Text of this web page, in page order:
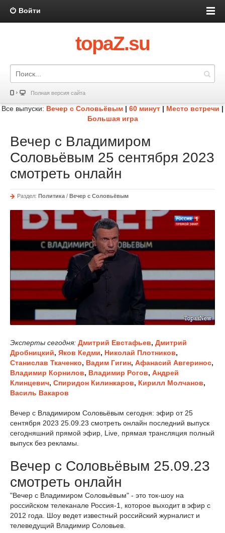
Войти
topaZ.su
Полная версия сайта
Все выпуски: Вечер с Соловьёвым | 60 минут | Место встречи |
Большая игра
Вечер с Владимиром
Соловьёвым 25 сентября 2023
смотреть онлайн
Раздел: Политика / Вечер с Соловьёвым
Эксперты сегодня: Дмитрий Евстафьев, Дмитрий
Дробницкий, Яков Кедми, Николай Плотников,
Станислав Ткаченко, Вадим Гигин, Афанасий Авгеринос,
Владимир Корнилов, Владимир Рогов, Андрей
Клинцевич, Спиридон Килинкаров, Кирилл Молчанов,
Василь Вакаров
Вечер с Владимиром Соловьёвым сегодня: эфир от 25
сентября 2023 25.09.23 смотреть онлайн последний выпуск
сегодняшний прямой эфир, Live, прямая трансляция полный
выпуск без рекламы.
Вечер с Соловьёвым 25.09.23
смотреть онлайн
"Вечер с Владимиром Соловьёвым" - это ток-шоу на
российском телеканале Россия-1, которое выходит в эфир с
2012 года. Шоу ведет известный российский журналист и
телеведущий Владимир Соловьев.